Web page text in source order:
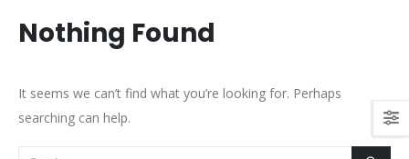
Nothing Found
It seems we can’t find what you’re looking for. Perhaps
searching can help.